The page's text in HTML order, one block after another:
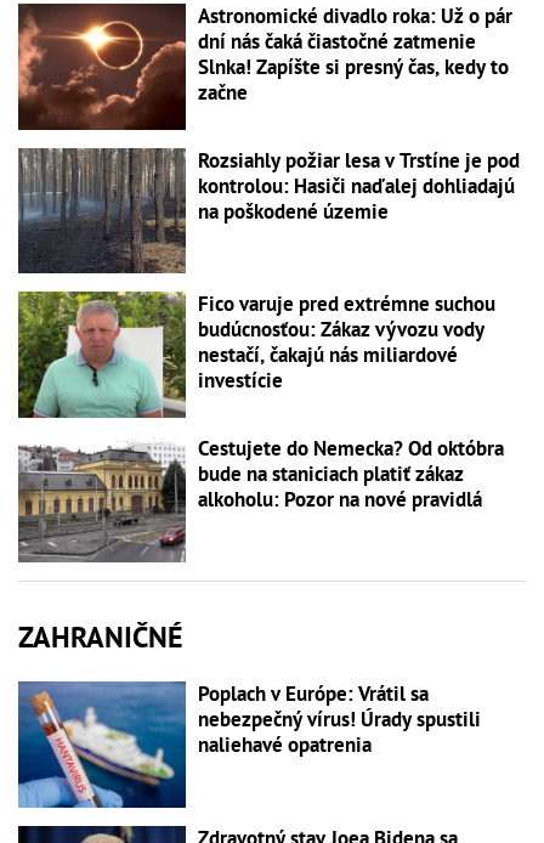
Astronomické divadlo roka: Už o pár
dní nás čaká čiastočné zatmenie
Slnka! Zapíšte si presný čas, kedy to
začne
Rozsiahly požiar lesa v Trstíne je pod
kontrolou: Hasiči naďalej dohliadajú
na poškodené územie
Fico varuje pred extrémne suchou
budúcnosťou: Zákaz vývozu vody
nestačí, čakajú nás miliardové
investície
Cestujete do Nemecka? Od októbra
bude na staniciach platiť zákaz
alkoholu: Pozor na nové pravidlá
ZAHRANIČNÉ
Poplach v Európe: Vrátil sa
nebezpečný vírus! Úrady spustili
naliehavé opatrenia
Zdravotný stav Joea Bidena sa